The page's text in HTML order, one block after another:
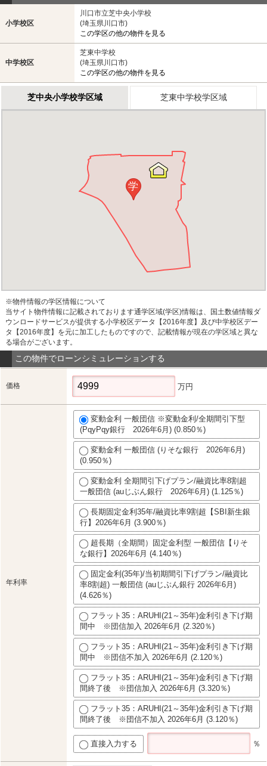
小学校区
川口市立芝中央小学校
(埼玉県川口市)
この学区の他の物件を見る
中学校区
芝東中学校
(埼玉県川口市)
この学区の他の物件を見る
芝中央小学校学区域 芝東中学校学区域
学
※物件情報の学区情報について
当サイト物件情報に記載されております通学区域(学区)情報は、国土数値情報ダ
ウンロードサービスが提供する小学校区データ【2016年度】及び中学校区デー
タ【2016年度】を元に加工したものですので、記載情報が現在の学区域と異な
る場合がございます。
この物件でローンシミュレーションする
価格 万円
年利率
変動金利 一般団信 ※変動金利/全期間引下型
(PqyPqy銀行 2026年6月) (0.850％)
変動金利 一般団信 (りそな銀行 2026年6月)
(0.950％)
変動金利 全期間引下げプラン/融資比率8割超
一般団信 (auじぶん銀行 2026年6月) (1.125％)
長期固定金利35年/融資比率9割超【SBI新生銀
行】2026年6月 (3.900％)
超長期（全期間）固定金利型 一般団信【りそ
な銀行】2026年6月 (4.140％)
固定金利(35年)/当初期間引下げプラン/融資比
率8割超) 一般団信 (auじぶん銀行 2026年6月)
(4.626％)
フラット35：ARUHI(21～35年)金利引き下げ期
間中 ※団信加入 2026年6月 (2.320％)
フラット35：ARUHI(21～35年)金利引き下げ期
間中 ※団信不加入 2026年6月 (2.120％)
フラット35：ARUHI(21～35年)金利引き下げ期
間終了後 ※団信加入 2026年6月 (3.320％)
フラット35：ARUHI(21～35年)金利引き下げ期
間終了後 ※団信不加入 2026年6月 (3.120％)
直接入力する ％